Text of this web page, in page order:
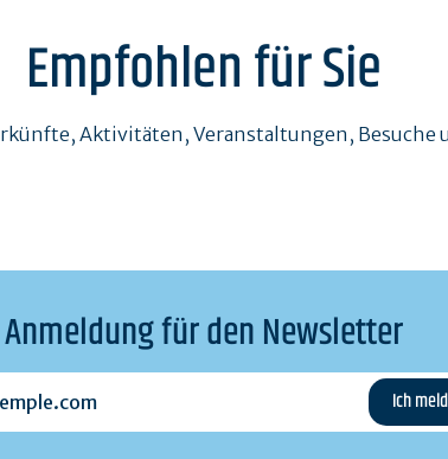
Empfohlen für Sie
Aktivitäten, Veranstaltungen, Besuche
Anmeldung für den Newsletter